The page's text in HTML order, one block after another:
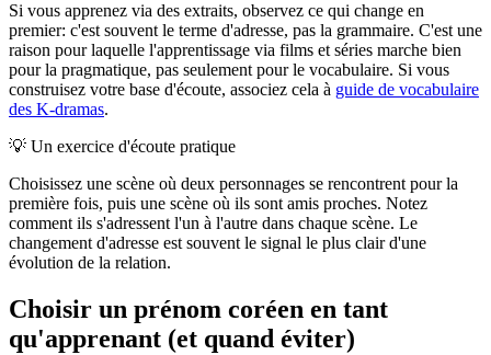
Si vous apprenez via des extraits, observez ce qui change en
premier: c'est souvent le terme d'adresse, pas la grammaire. C'est une
raison pour laquelle l'apprentissage via films et séries marche bien
pour la pragmatique, pas seulement pour le vocabulaire. Si vous
construisez votre base d'écoute, associez cela à guide de vocabulaire
des K-dramas.
💡 Un exercice d'écoute pratique
Choisissez une scène où deux personnages se rencontrent pour la
première fois, puis une scène où ils sont amis proches. Notez
comment ils s'adressent l'un à l'autre dans chaque scène. Le
changement d'adresse est souvent le signal le plus clair d'une
évolution de la relation.
Choisir un prénom coréen en tant
qu'apprenant (et quand éviter)